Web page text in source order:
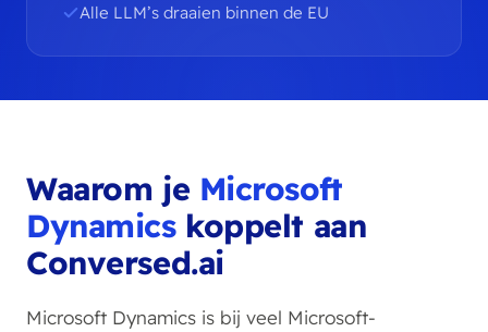
Alle LLM’s draaien binnen de EU
Waarom je Microsoft
Dynamicskoppelt aan
Conversed.ai
Microsoft Dynamics is bij veel Microsoft-